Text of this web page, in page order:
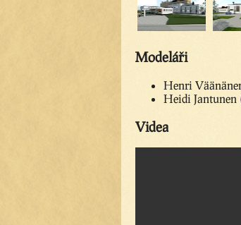
Modeláři
Henri
Heidi Jantunen
Videa